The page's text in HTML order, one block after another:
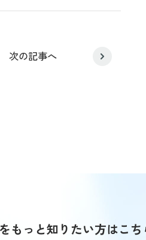
次の記事へ
もっと知りたい方はこち